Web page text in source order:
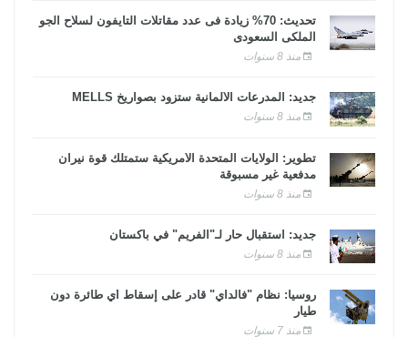
تحديث: 70% زيادة فى عدد مقاتلات التايفون لسلاح الجو
الملكى السعودى
منذ 8 سنوات
جديد: المدرعات الألمانية ستزود بصواريخ MELLS
منذ 8 سنوات
تطوير: الولايات المتحدة الأمريكية ستمتلك قوة نيران
مدفعية غير مسبوقة
منذ 8 سنوات
جديد: استقبال حار لـ"الفريم" في باكستان
منذ 8 سنوات
روسيا: نظام "فالداي" قادر على إسقاط أي طائرة دون
طيار
منذ 7 سنوات